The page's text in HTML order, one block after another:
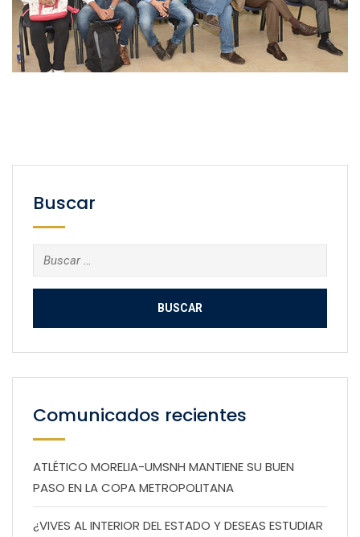
Buscar
Buscar:
Comunicados recientes
ATLÉTICO MORELIA-UMSNH MANTIENE SU BUEN
PASO EN LA COPA METROPOLITANA
¿VIVES AL INTERIOR DEL ESTADO Y DESEAS ESTUDIAR